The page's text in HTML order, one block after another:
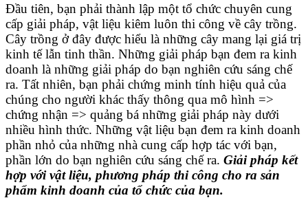
Đầu tiên, bạn phải thành lập một tổ chức chuyên cung
cấp giải pháp, vật liệu kiêm luôn thi công về cây trồng.
Cây trồng ở đây được hiểu là những cây mang lại giá trị
kinh tế lẫn tinh thần. Những giải pháp bạn đem ra kinh
doanh là những giải pháp do bạn nghiên cứu sáng chế
ra. Tất nhiên, bạn phải chứng minh tính hiệu quả của
chúng cho người khác thấy thông qua mô hình =>
chứng nhận => quảng bá những giải pháp này dưới
nhiều hình thức. Những vật liệu bạn đem ra kinh doanh
phần nhỏ của những nhà cung cấp hợp tác với bạn,
phần lớn do bạn nghiên cứu sáng chế ra. Giải pháp kết
hợp với vật liệu, phương pháp thi công cho ra sản
phẩm kinh doanh của tổ chức của bạn.